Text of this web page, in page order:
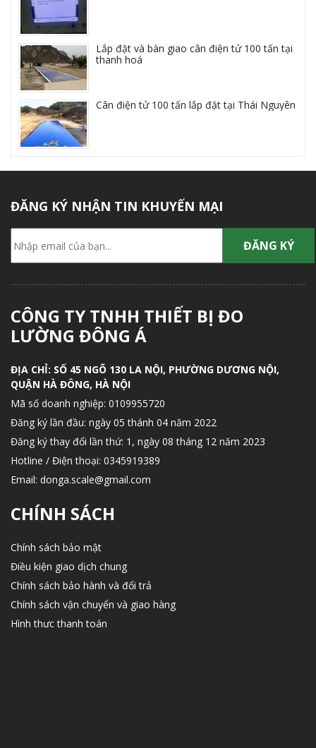
Lắp đặt và bàn giao cân điện tử 100 tấn tại
thanh hoá
Cân điện tử 100 tấn lắp đặt tại Thái Nguyên
ĐĂNG KÝ NHẬN TIN KHUYẾN MẠI
CÔNG TY TNHH THIẾT BỊ ĐO
LƯỜNG ĐÔNG Á
ĐỊA CHỈ: SỐ 45 NGÕ 130 LA NỘI, PHƯỜNG DƯƠNG NỘI,
QUẬN HÀ ĐÔNG, HÀ NỘI
Mã số doanh nghiệp: 0109955720
Đăng ký lần đầu: ngày 05 thánh 04 năm 2022
Đăng ký thay đổi lần thứ: 1, ngày 08 tháng 12 năm 2023
Hotline / Điện thoại: 0345919389
Email: donga.scale@gmail.com
CHÍNH SÁCH
Chính sách bảo mật
Điều kiện giao dịch chung
Chính sách bảo hành và đổi trả
Chính sách vận chuyển và giao hàng
Hình thưc thanh toán